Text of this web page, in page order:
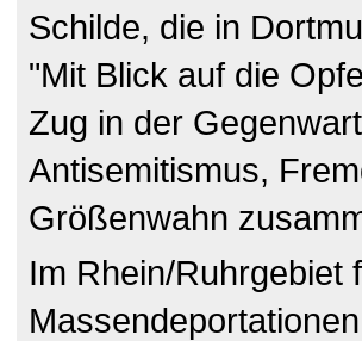
Schilde, die in
"Mit Blick auf die
Zug in der
Antisemitismus,
Größenwahn
Im Rhein/Ruhrgebiet